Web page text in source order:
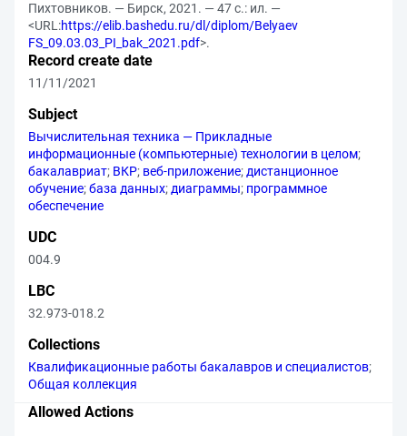
Пихтовников. — Бирск, 2021. — 47 с.: ил. —
<URL:https://elib.bashedu.ru/dl/diplom/Belyaev
FS_09.03.03_PI_bak_2021.pdf>.
Record create date
11/11/2021
Subject
Вычислительная техника — Прикладные
информационные (компьютерные) технологии в целом;
бакалавриат; ВКР; веб-приложение; дистанционное
обучение;база данных; диаграммы; программное
обеспечение
UDC
004.9
LBC
32.973-018.2
Collections
Квалификационные работы бакалавров и специалистов;
Общая коллекция
Allowed Actions